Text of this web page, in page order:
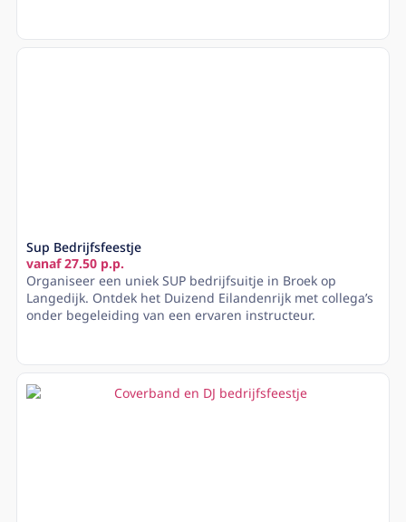
Sup Bedrijfsfeestje
vanaf 27.50 p.p.
Organiseer een uniek SUP bedrijfsuitje in Broek op
Langedijk. Ontdek het Duizend Eilandenrijk met collega’s
onder begeleiding van een ervaren instructeur.